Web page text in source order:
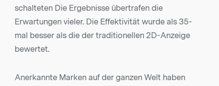
schalteten Die Ergebnisse übertrafen die
Erwartungen vieler. Die Effektivität wurde als 35-
mal besser als die der traditionellen 2D-Anzeige
bewertet.
Anerkannte Marken auf der ganzen Welt haben